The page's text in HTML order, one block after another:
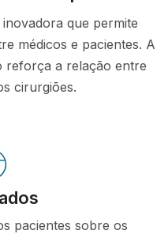
que permite
médicos e pacientes. A
reforça a relação entre
cirurgiões.
pacientes sobre os